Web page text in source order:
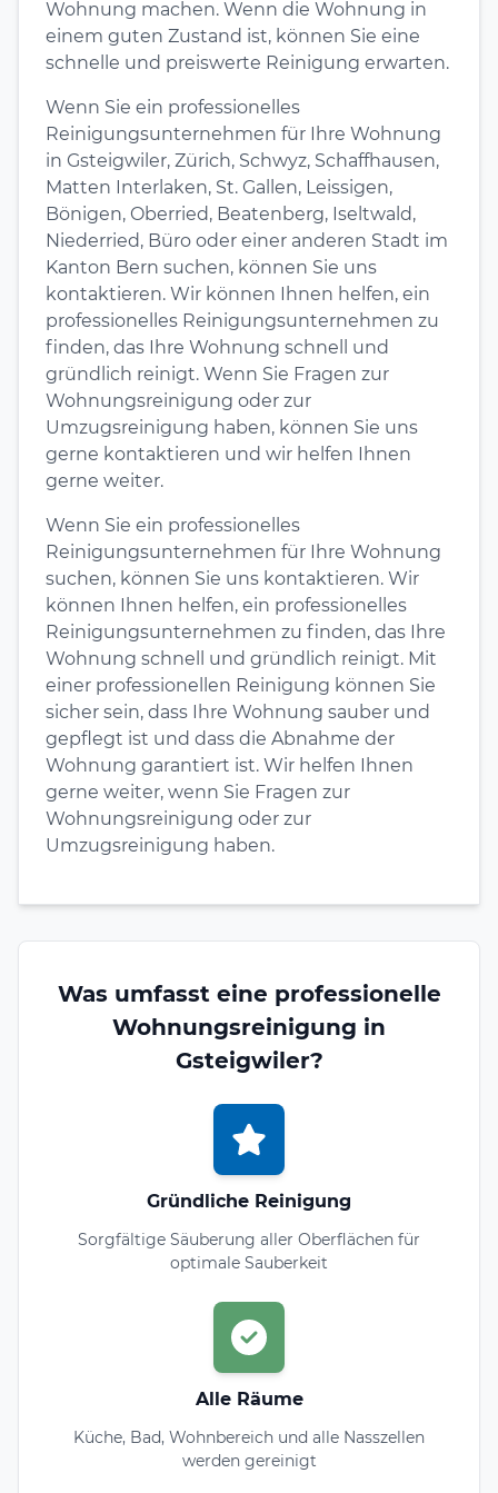
Wohnung machen. Wenn die Wohnung in
einem guten Zustand ist, können Sie eine
schnelle und preiswerte Reinigung erwarten.
Wenn Sie ein professionelles
Reinigungsunternehmen für Ihre Wohnung
in Gsteigwiler, Zürich, Schwyz, Schaffhausen,
Matten Interlaken, St. Gallen, Leissigen,
Bönigen, Oberried, Beatenberg, Iseltwald,
Niederried, Büro oder einer anderen Stadt im
Kanton Bern suchen, können Sie uns
kontaktieren. Wir können Ihnen helfen, ein
professionelles Reinigungsunternehmen zu
finden, das Ihre Wohnung schnell und
gründlich reinigt. Wenn Sie Fragen zur
Wohnungsreinigung oder zur
Umzugsreinigung haben, können Sie uns
gerne kontaktieren und wir helfen Ihnen
gerne weiter.
Wenn Sie ein professionelles
Reinigungsunternehmen für Ihre Wohnung
suchen, können Sie uns kontaktieren. Wir
können Ihnen helfen, ein professionelles
Reinigungsunternehmen zu finden, das Ihre
Wohnung schnell und gründlich reinigt. Mit
einer professionellen Reinigung können Sie
sicher sein, dass Ihre Wohnung sauber und
gepflegt ist und dass die Abnahme der
Wohnung garantiert ist. Wir helfen Ihnen
gerne weiter, wenn Sie Fragen zur
Wohnungsreinigung oder zur
Umzugsreinigung haben.
Was umfasst eine professionelle
Wohnungsreinigung in
Gsteigwiler?
Gründliche Reinigung
Sorgfältige Säuberung aller Oberflächen für
optimale Sauberkeit
Alle Räume
Küche, Bad, Wohnbereich und alle Nasszellen
werden gereinigt